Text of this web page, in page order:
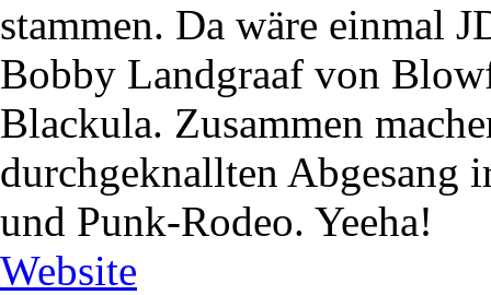
stammen. Da wäre einmal
Bobby Landgraaf von
Blackula. Zusammen
durchgeknallten Abgesang
und Punk-Rodeo. Yeeha!
Website